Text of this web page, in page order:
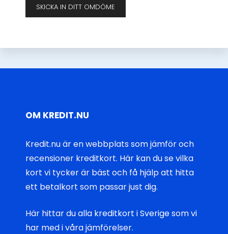
OM KREDIT.NU
Kredit.nu är en webbplats som jämför och
recensioner kreditkort. Här kan du se vilka
kort vi tycker är bäst och få hjälp att hitta
ett betalkort som passar just dig.
Här hittar dualla kreditkort i Sverigesom vi
har med i våra jämförelser.